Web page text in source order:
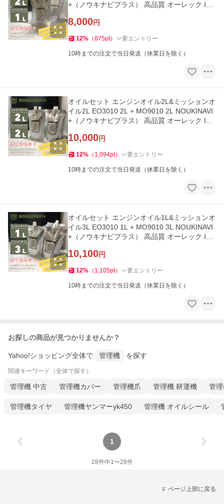
+（ノウキナビプラス） 高品質 オーレック ISE
8,000円
12% （875pt） 要エントリー
10時までの注文で当日発送（休業日を除く）
オイルセット エンジンオイル2L&ミッションオ
イル2L EO3010 2L + MO9010 2L NOUKINAVI
+（ノウキナビプラス） 高品質 オーレック ISE
10,000円
12% （ 1,094pt） 要エントリー
10時までの注文で当日発送（休業日を除く）
オイルセット エンジンオイル1L&ミッションオ
イル3L EO3010 1L + MO9010 3L NOUKINAVI
+（ノウキナビプラス） 高品質 オーレック ISE
10,100円
12% （ 1,105pt） 要エントリー
10時までの注文で当日発送（休業日を除く）
お探しの商品が見つかりませんか？
Yahoo!ショッピング全体で 管理機 を探す
関連キーワード（全体で探す）
管理機 中古 管理機カバー 管理機爪 管理機 耕運機 管
管理機タイヤ 管理機ヤンマーyk450 管理機 オイルシール
1
28件中1〜28件
ページ上部に戻る